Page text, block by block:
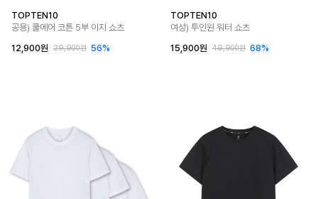
TOPTEN10
공용) 쿨에어 코튼 5부 이지 쇼츠
12,900원
29,900원 56%
TOPTEN10
여성) 투인원 워터 쇼츠
15,900원
49,900원 68%